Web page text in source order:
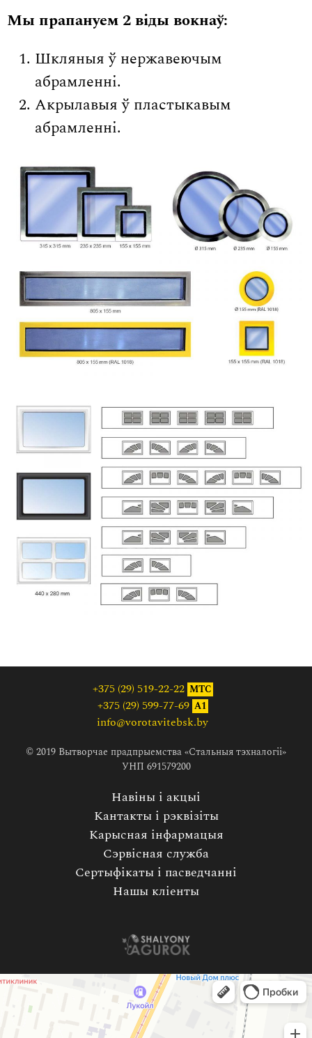
Мы прапануем 2 віды вокнаў:
Шкляныя ў нержавеючым
абрамленні.
Акрылавыя ў пластыкавым
абрамленні.
+375 (29) 519-22-22 МТС
+375 (29) 599-77-69 A1
info@vorotavitebsk.by
© 2019 Вытворчае прадпрыемства «Стальныя тэхналогіі»
УНП 691579200
Навіны і акцыі
Кантакты і рэквізіты
Карысная інфармацыя
Сэрвісная служба
Сертыфікаты і пасведчанні
Нашы кліенты